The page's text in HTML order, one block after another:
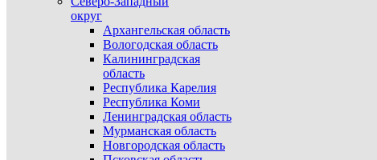
округ
Архангельская область
Вологодская область
Калининградская
область
Республика Карелия
Республика Коми
Ленинградская область
Мурманская область
Новгородская область